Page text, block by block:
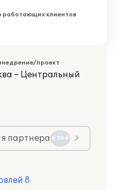
работающих клиентов
проект
– Центральный
партнера 6304
8